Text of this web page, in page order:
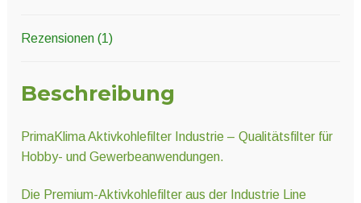
Rezensionen (1)
Beschreibung
PrimaKlima Aktivkohlefilter Industrie – Qualitätsfilter für
Hobby- und Gewerbeanwendungen.
Die Premium-Aktivkohlefilter aus der Industrie Line